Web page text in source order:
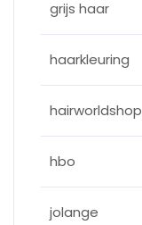
grijs haar
haarkleuring
hairworldshop
hbo
jolange